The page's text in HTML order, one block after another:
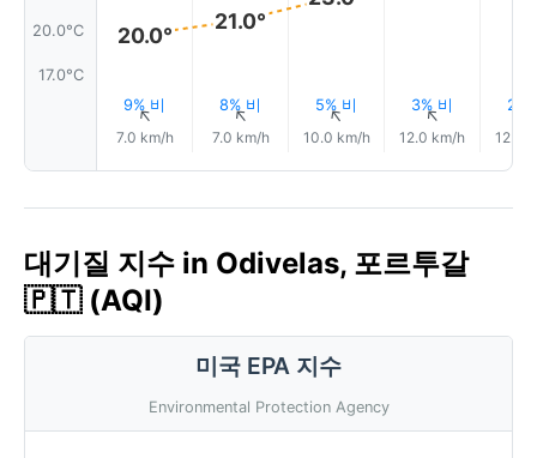
20.0°C
17.0°C
20.0°
9% 비
↑
7.0 km/h
21.0°
8% 비
↑
7.0 km/h
5% 비
↑
10.0 km/h
3% 비
↑
12.0 km/h
2%
12.0
대기질 지수 in Odivelas, 포르투갈
🇵🇹 (AQI)
미국 EPA 지수
Environmental Protection Agency